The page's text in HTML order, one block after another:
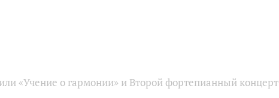
«Учение о гармонии» и Второй фортепианный концерт